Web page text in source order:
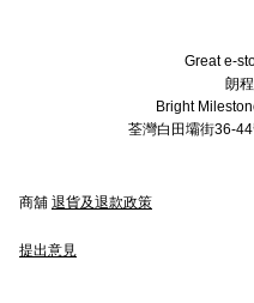
Great e-
朗
Bright
荃灣白田壩街36-
商舖 退貨及退款政策
提出意見